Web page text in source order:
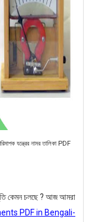
যন্ত্রের নামর তালিকা PDF
কেমন চলছে ? আজ আমরা
PDF in Bengali-